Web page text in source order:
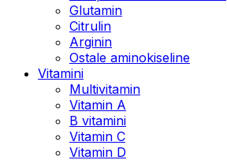
Glutamin
Citrulin
Arginin
Ostale aminokiseline
Vitamini
Multivitamin
Vitamin A
B vitamini
Vitamin C
Vitamin D